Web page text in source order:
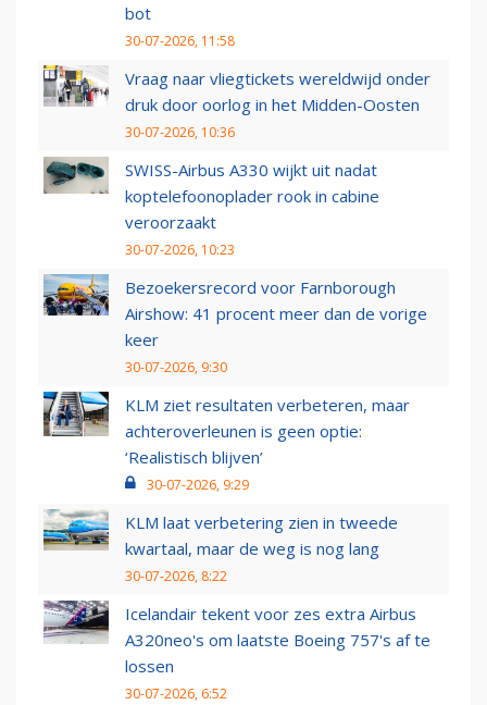
bot
30-07-2026, 11:58
Vraag naar vliegtickets wereldwijd onder
druk door oorlog in het Midden-Oosten
30-07-2026, 10:36
SWISS-Airbus A330 wijkt uit nadat
koptelefoonoplader rook in cabine
veroorzaakt
30-07-2026, 10:23
Bezoekersrecord voor Farnborough
Airshow: 41 procent meer dan de vorige
keer
30-07-2026, 9:30
KLM ziet resultaten verbeteren, maar
achteroverleunen is geen optie:
‘Realistisch blijven’
30-07-2026, 9:29
KLM laat verbetering zien in tweede
kwartaal, maar de weg is nog lang
30-07-2026, 8:22
Icelandair tekent voor zes extra Airbus
A320neo's om laatste Boeing 757's af te
lossen
30-07-2026, 6:52